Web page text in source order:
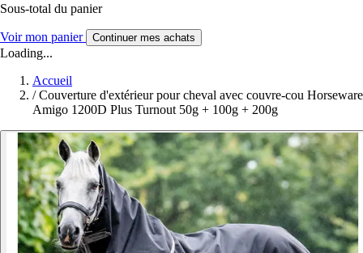
Sous-total du panier
Voir mon panier Continuer mes achats
Loading...
Accueil
/ Couverture d'extérieur pour cheval avec couvre-cou Horseware
Amigo 1200D Plus Turnout 50g + 100g + 200g